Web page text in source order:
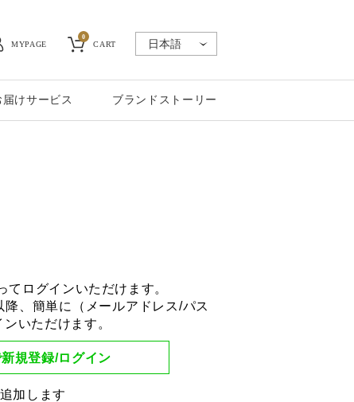
MYPAGE CART
0
届けサービス ブランドストーリー
てログインいただけます。
、簡単に（メールアドレス/パス
いただけます。
規登録/ログイン
加します